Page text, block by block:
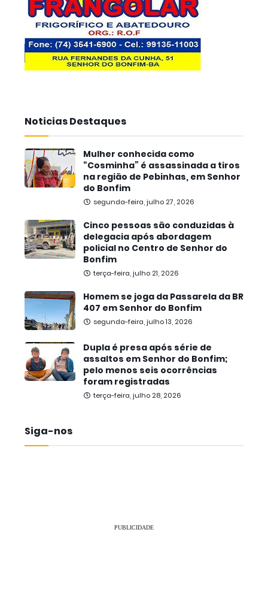
Noticias Destaques
Mulher conhecida como
“Cosminha” é assassinada a tiros
na região de Pebinhas, em Senhor
do Bonfim
segunda-feira, julho 27, 2026
Cinco pessoas são conduzidas à
delegacia após abordagem
policial no Centro de Senhor do
Bonfim
terça-feira, julho 21, 2026
Homem se joga da Passarela da BR
407 em Senhor do Bonfim
segunda-feira, julho 13, 2026
Dupla é presa após série de
assaltos em Senhor do Bonfim;
pelo menos seis ocorrências
foram registradas
terça-feira, julho 28, 2026
Siga-nos
PUBLICIDADE